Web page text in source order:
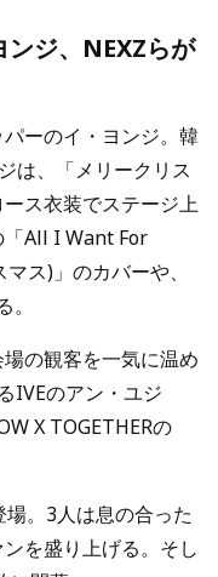
ジ、NEXZらが
ーのイ・ヨンジ。韓
は、「メリークリス
ス衣装でステージ上
「All I Want For
ス)」のカバーや、
。
の観客を一気に温め
IVEのアン・ユジ
X TOGETHERの
。3人は息の合った
を盛り上げる。そし